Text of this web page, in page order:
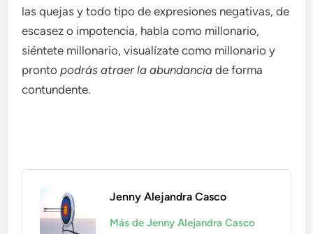
las quejas y todo tipo de expresiones negativas, de
escasez o impotencia, habla como millonario,
siéntete millonario, visualízate como millonario y
prontopodrás atraer la abundancia de forma
contundente.
Jenny Alejandra Casco
Más de Jenny Alejandra Casco